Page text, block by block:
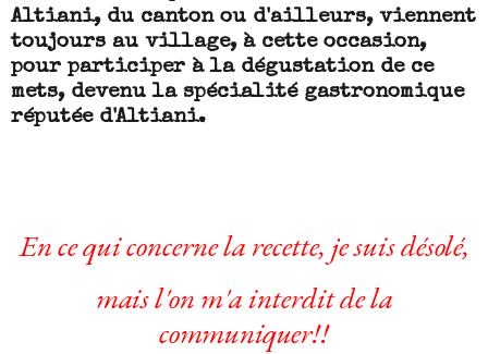
Altiani, du canton ou d'ailleurs, viennent
toujours au village, à cette occasion,
pour participer à la dégustation de ce
mets, devenu la spécialité gastronomique
réputée d'Altiani.
En ce qui concerne la recette, je suis désolé,
mais l'on m'a interdit de la
communiquer!!